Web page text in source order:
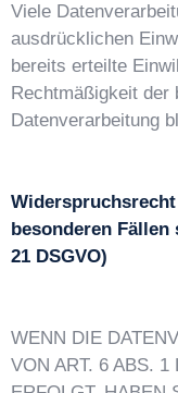
Viele
ausdrücklichen
bereits erteilte
Rechtmäßigkeit der
Datenverarbeitung
besonderen
21 DSGVO)
WENN DIE
VON ART. 6 ABS. 1